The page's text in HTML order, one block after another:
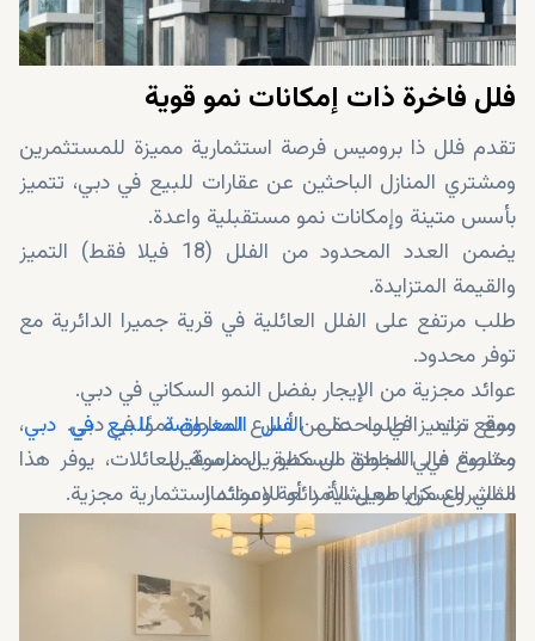
فلل فاخرة ذات إمكانات نمو قوية
تقدم فلل ذا بروميس فرصة استثمارية مميزة للمستثمرين
ومشتري المنازل الباحثين عن عقارات للبيع في دبي، تتميز
بأسس متينة وإمكانات نمو مستقبلية واعدة.
يضمن العدد المحدود من الفلل (18 فيلا فقط) التميز
والقيمة المتزايدة.
طلب مرتفع على الفلل العائلية في قرية جميرا الدائرية مع
توفر محدود.
عوائد مجزية من الإيجار بفضل النمو السكاني في دبي.
موقع متميز في واحدة من أسرع المناطق نموًا في دبي.
مشروع عالي الجودة من مطورين مرموقين.
مثالي للسكن طويل الأمد أو للاستثمار.
إمكانية زيادة رأس المال مع استمرار توسع قرية جميرا
الدائرية.
سياسات دبي الاستثمارية الجاذبة ومزاياها الضريبية.
ومع تزايد الطلب علىالفلل المعروضة للبيع في دبي،
وخاصة في المناطق السكنية المناسبة للعائلات، يوفر هذا
المشروع مزايا معيشية رائعة وعوائد استثمارية مجزية.